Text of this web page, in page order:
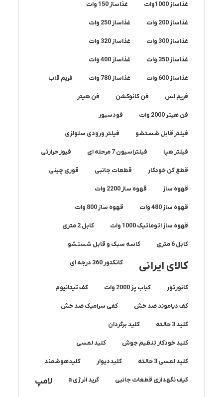
غذاساز 1000وات غذاساز 150 وات
غذاساز 200 وات غذاساز 250 وات
غذاساز 300 وات غذاساز 320 وات
غذاساز 350 وات غذاساز 400 وات
غذاساز 600 وات غذاساز 780 وات فریم قاب
فریم لس فن کانوکشن فن هیتر
فن هیتر 2000 وات فودسیور
فیلتر قابل شستشو فیلتر ورودی سلولزی
فیلتر هپا فیلتراسیون 7 مرحله ای فیوز حرارتی
قطع کن خودکار قطعات جانبی قوری چینی
قهوه ساز قهوه ساز 2200 وات
قهوه ساز 480 وات قهوه ساز 800 وات
قهوه ساز اتوماتیک 1000 وات کابل 2 متری
کابل 6 متری کاسه سبک و قابل شستشو
کالای ایرانی کانکتور 360 درجه ای
کانورتور کباب پز 2000 وات کف تیتانیوم
کف دیاموند ضد خش کفی سرامیک ضد خش
کلید 3 حالته کلید برگردان
کلید خودکار تنظیم جوش کلید لمسی
کلید لمسی 3 حالته کلیددیوار کلیدهوشمند
کیف نگهداری قطعات جانبی گرید انرژی a لامپ